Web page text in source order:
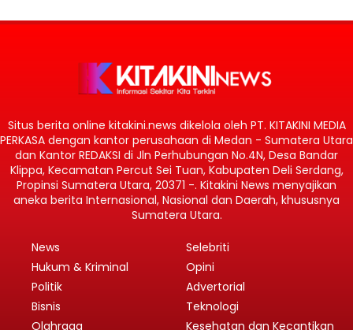
Situs berita online kitakini.news dikelola oleh PT. KITAKINI MEDIA
PERKASA dengan kantor perusahaan di Medan - Sumatera Utara
dan Kantor REDAKSI di Jln Perhubungan No.4N, Desa Bandar
Klippa, Kecamatan Percut Sei Tuan, Kabupaten Deli Serdang,
Propinsi Sumatera Utara, 20371 -. Kitakini News menyajikan
aneka berita Internasional, Nasional dan Daerah, khususnya
Sumatera Utara.
News
Hukum & Kriminal
Politik
Bisnis
Olahraga
Selebriti
Opini
Advertorial
Teknologi
Kesehatan dan Kecantikan